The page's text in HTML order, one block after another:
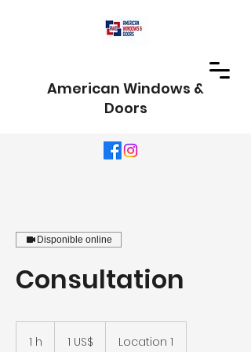
American Windows &
Doors
Disponible online
Consultation
1 h
estadounidense
1 US$ Location 1